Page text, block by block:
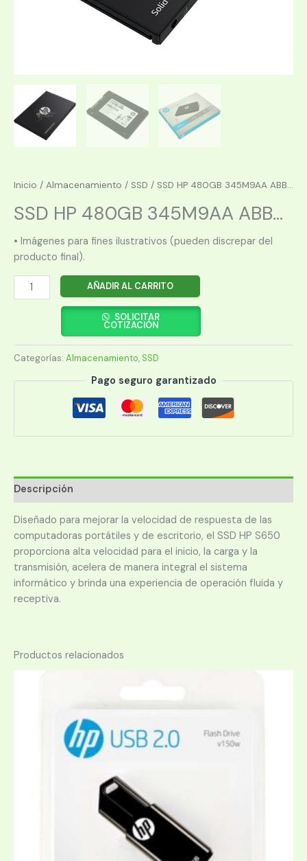
Inicio / Almacenamiento / SSD / SSD HP 480GB 345M9AA ABB...
SSD HP 480GB 345M9AA ABB...
• Imágenes para fines ilustrativos (pueden discrepar del
producto final).
SSD
HP
ABB
S650
SATA
AÑADIR AL CARRITO
SOLICITAR
COTIZACIÓN
Categorías: Almacenamiento, SSD
Pago seguro garantizado
Descripción
Diseñado para mejorar la velocidad de respuesta de las
computadoras portátiles y de escritorio, el SSD HP S650
proporciona alta velocidad para el inicio, la carga y la
transmisión, acelera de manera integral el sistema
informático y brinda una experiencia de operación fluida y
receptiva.
Productos relacionados